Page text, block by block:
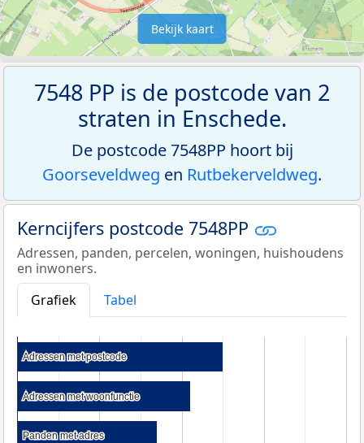
Bekijk kaart
7548 PP is de postcode van 2
straten in Enschede.
De postcode 7548PP hoort bij
Goorseveldweg en Rutbekerveldweg.
Kerncijfers postcode 7548PP
Adressen, panden, percelen, woningen, huishoudens
en inwoners.
Grafiek
Tabel
Adressen met postcode
Adressen met postcode
Adressen met woonfunctie
Adressen met woonfunctie
Panden met adres
Panden met adres